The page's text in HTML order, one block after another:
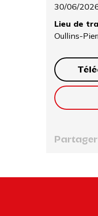
30/06/
Lieu de
Oullins-